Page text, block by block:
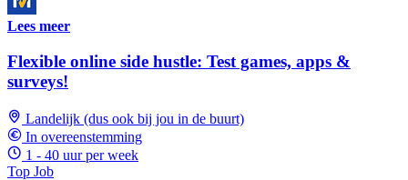
Lees meer
Flexible online side hustle: Test games, apps &
surveys!
Landelijk (dus ook bij jou in de buurt)
In overeenstemming
1 - 40 uur per week
Top Job